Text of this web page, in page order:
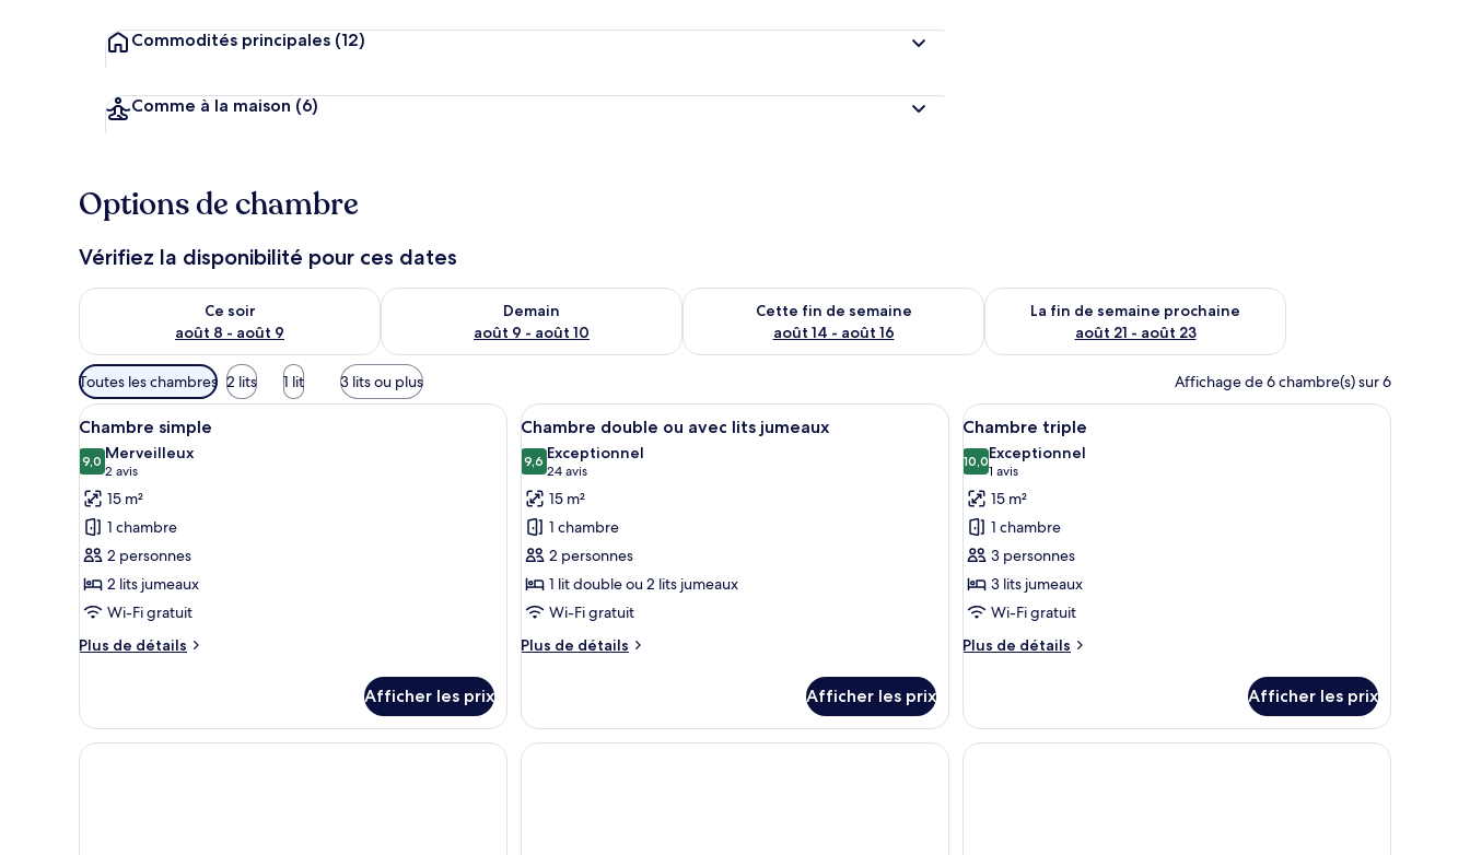
é
y
r
s
Commodités principales (12)
Comme à la maison (6)
Options de chambre
Vérifiez la disponibilité pour ces dates
Ce soir
août 8 - août 9
Vérifier la disponibilité pour ce soir août 8 - août 9
Demain
août 9 - août 10
Vérifier la disponibilité pour demain août 9 - août 10
Cette fin de semaine
août 14 - août 16
Vérifier la disponibilité pour cette fin de semaine août 14 - août 16
La fin de semaine prochaine
août 21 - août 23
Vérifier la disponibilité pour la fin de semaine prochaine août
Filtres
disponibles
pour
les
chambres
Toutes les chambres 2 lits 1 lit 3 lits ou plus Affichage de 6 chambre(s) sur 6
Afficher
toutes
les
photos
pour
ce
type
de
chambre :
Chambre
Chambre simple | Coffre-fort, bureau, rideaux d’obscurcissement, système d’insonorisation
8
Chambre simple
9,09,0 sur 10
Merveilleux
2 avis
(2 avis)
15 m²
1 chambre
2 personnes
2 lits jumeaux
Wi-Fi gratuit
Plus de détails
Plus
Chambre
simple
Afficher les prix
Afficher
toutes
les
photos
pour
ce
type
de
chambre :
Chambre
avec
lits
Une chambre d’hôtel avec un grand lit, deux tables de chevet, un bureau, une chaise et un tapis à motifs.
12
Chambre double ou avec lits jumeaux
9,69,6 sur 10
Exceptionnel
24 avis
(24 avis)
15 m²
1 chambre
2 personnes
1 lit double ou 2 lits jumeaux
Wi-Fi gratuit
Plus de détails
Plus
Chambre
double
ou
Afficher les prix
Afficher
toutes
les
photos
pour
ce
type
de
chambre :
Chambre
Une chambre d’hôtel avec deux lits, une
6
Chambre triple
10,010,0 sur 10
Exceptionnel
1 avis
(1 avis)
15 m²
1 chambre
3 personnes
3 lits jumeaux
Wi-Fi gratuit
Plus de détails
Plus
Chambre
triple
Afficher les prix